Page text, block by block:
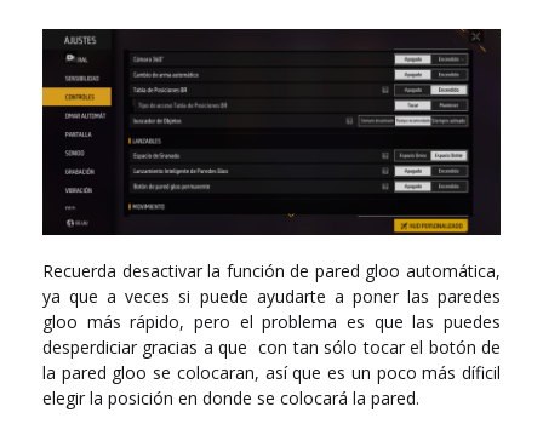
Recuerda desactivar la función de pared gloo automática,
ya que a veces si puede ayudarte a poner las paredes
gloo más rápido, pero el problema es que las puedes
desperdiciar gracias a que con tan sólo tocar el botón de
la pared gloo se colocaran, así que es un poco más díficil
elegir la posición en donde se colocará la pared.